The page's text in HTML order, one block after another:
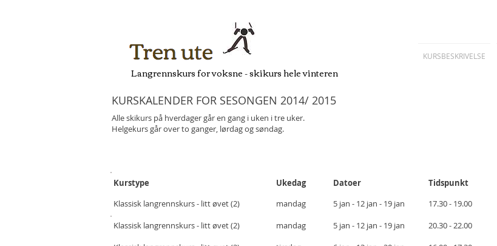
KURSBESKRIVELSE
Langrennskurs for voksne - skikurs hele vinteren
KURSKALENDER FOR SESONGEN 2014/ 2015
Alle skikurs på hverdager går en gang i uken i tre uker.
Helgekurs går over to ganger, lørdag og søndag.
Kurstype Ukedag Tidspunkt
Datoer
17.30 - 19.00
20.30 - 22.00
5 jan - 12 jan - 19 jan
5 jan - 12 jan - 19 jan
mandag
mandag
Klassisk langrennskurs - litt øvet (2)
Klassisk langrennskurs - litt øvet (2)